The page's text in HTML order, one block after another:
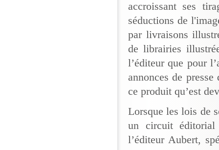
accroissant ses
séductions de
par livraisons
de librairies
l’éditeur que pour
annonces de
ce produit qu’est
Lorsque les lois de
un circuit éditorial
l’éditeur Aubert,